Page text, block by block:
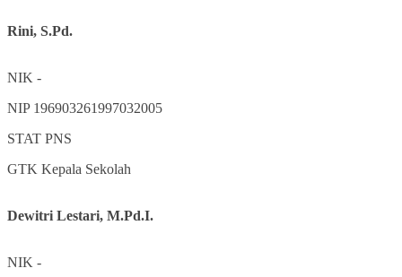
Rini, S.Pd.
NIK -
NIP 196903261997032005
STAT PNS
GTK Kepala Sekolah
Dewitri Lestari, M.Pd.I.
NIK -